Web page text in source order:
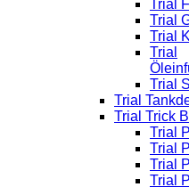
Trial
Trial
Trial
Trial
Trial
Trial
Trial Trick
Trial
Trial
Trial
Trial